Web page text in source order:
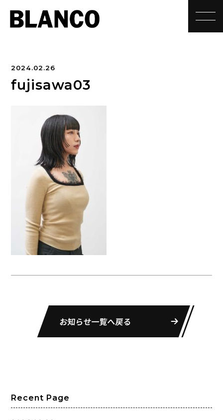
2024.02.26
fujisawa03
お知らせ一覧へ戻る
Recent Page